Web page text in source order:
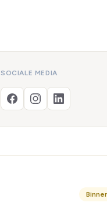
SOCIALE MEDIA